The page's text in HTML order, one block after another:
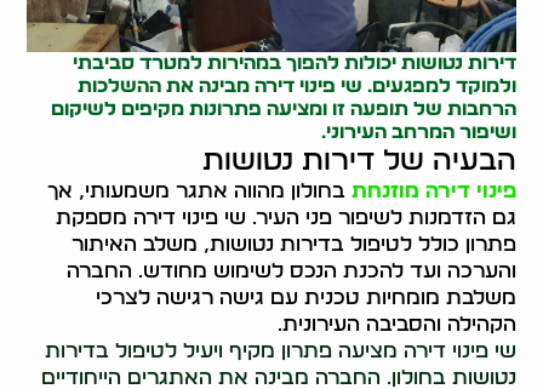
דירות נטושות יכולות להפוך במהירות למטרד סביבתי
ולמוקד למפגעים. שי פינוי דירה מבינה את ההשלכות
הרחבות של תופעה זו ומציעה פתרונות מקיפים לשיקום
ושיפור המרחב העירוני.
הבעיה של דירות נטושות
פינוי דירה מוזנחת בחולון מהווה אתגר משמעותי, אך
גם הזדמנות לשיפור פני העיר. שי פינוי דירה מספקת
פתרון כולל לטיפול בדירות נטושות, משלב האיתור
והערכה ועד להכנת הנכס לשימוש מחודש. החברה
משלבת מומחיות טכנית עם גישה רגישה לצרכי
הקהילה והסביבה העירונית.
שי פינוי דירה מציעה פתרון מקיף ויעיל לטיפול בדירות
נטושות בחולון. החברה מבינה את האתגרים הייחודיים